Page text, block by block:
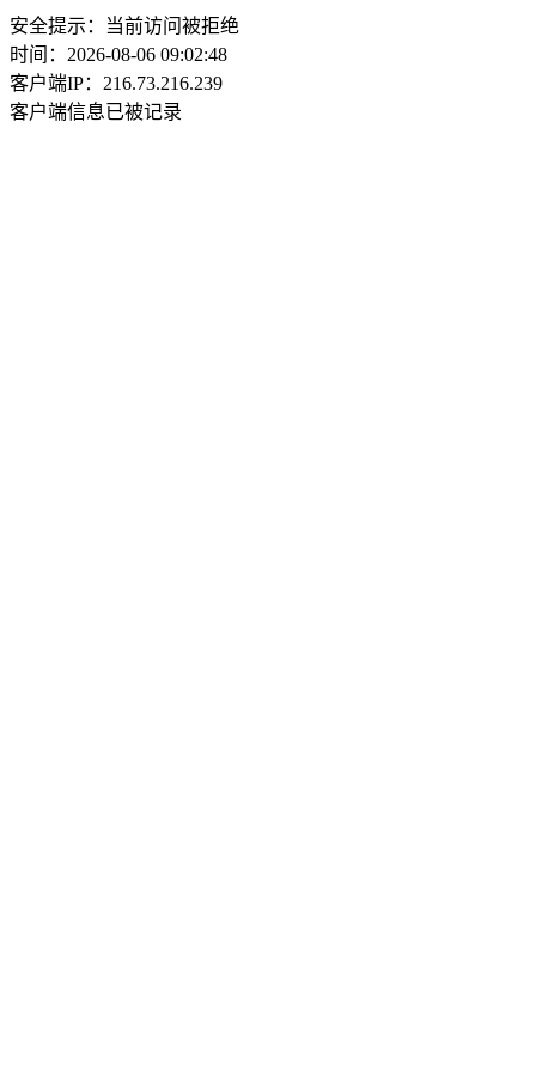
安全提示：当前访问被拒绝
时间：2026-08-06 09:02:48
客户端IP：216.73.216.239
客户端信息已被记录